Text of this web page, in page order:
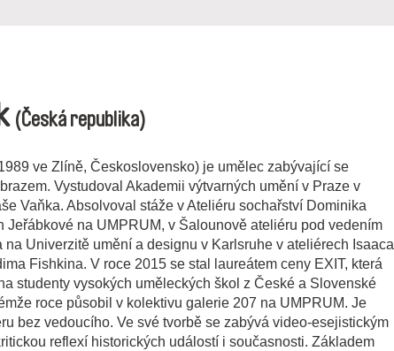
(Česká republika)
ve Zlíně, Československo) je umělec zabývající se
Vystudoval Akademii výtvarných umění v Praze v
Vaňka. Absolvoval stáže v Ateliéru sochařství Dominika
Jeřábkové na UMPRUM, v Šalounově ateliéru pod vedením
na Univerzitě umění a designu v Karlsruhe v ateliérech Isaaca
Fishkina. V roce 2015 se stal laureátem ceny EXIT, která
studenty vysokých uměleckých škol z České a Slovenské
roce působil v kolektivu galerie 207 na UMPRUM. Je
bez vedoucího. Ve své tvorbě se zabývá video-esejistickým
reflexí historických událostí i současnosti. Základem